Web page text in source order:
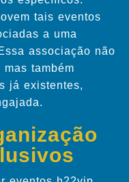
tais eventos
a uma
associação não
também
já existentes,